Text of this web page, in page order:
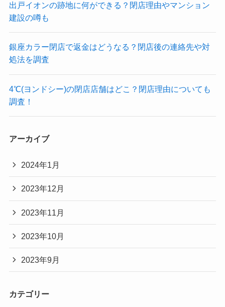
出戸イオンの跡地に何ができる？閉店理由やマンション
建設の噂も
銀座カラー閉店で返金はどうなる？閉店後の連絡先や対
処法を調査
4℃(ヨンドシー)の閉店店舗はどこ？閉店理由についても
調査！
アーカイブ
2024年1月
2023年12月
2023年11月
2023年10月
2023年9月
カテゴリー